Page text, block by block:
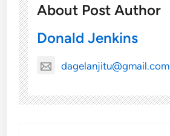
About Post Author
Donald Jenkins
dagelanjitu@gmail.com